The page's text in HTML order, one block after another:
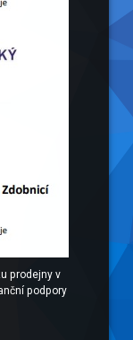
prodejny v
podpory